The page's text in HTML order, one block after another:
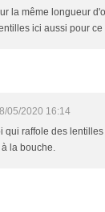
la même longueur
ici aussi pour ce
05/2020 16:14
qui raffole des
la bouche.